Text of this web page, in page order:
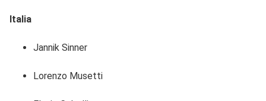
Italia
Jannik Sinner
Lorenzo Musetti